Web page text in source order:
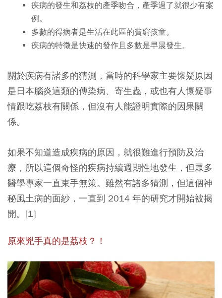
疾病的發生和荔枝的產季吻合，產季過了就很少有案
例。
多數的得病者是生活在此區的貧窮孩童。
疾病的特徵是快速的發作且多數是早晨發生。
關於疾病有諸多的猜測，當時的科學家主要懷疑原因
是日本腦炎這類的傳染病、寄生蟲，或也有人懷疑事
情跟吃荔枝有關係，但沒有人能證明實際的因果關
係。
如果不知道造成疾病的原因，就很難進行預防及治
療，所以這個奇怪的疾病持續週期性地發生，但眾多
醫學專家一直束手無策。雖然有諸多猜測，但這個神
秘風土病的面紗，一直到 2014 年的研究才開始被揭
開。[1]
原來兇手真的是荔枝？！